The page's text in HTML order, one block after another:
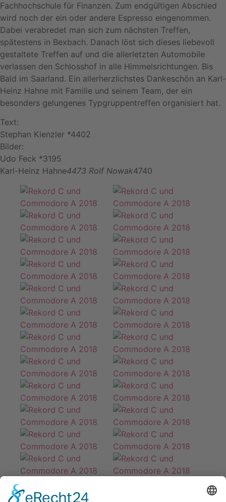
Fachhochschule für Finanzen. Zum endgültigen Abschied
wird noch der ein oder andere Espresso eingenommen.
Dabei verabredet man sich zum nächsten Treffen,
spätestens in Bexbach. Danach löst sich dieses liebevoll
gestaltete Treffen auf und die allerletzten Automobile
verlassen den Schlosshof in alle Himmelsrichtungen. Bis
Bald im Saarland. Ein allerherzlichstes Dankeschön an Karl-
Heinz Hahne mit Familie und seinem Team, der ein
besonders gelungenes Typgruppentreffen organisiert hat.
Text:
Stephan Kienzler *4402
Bilder:
Udo Feck *3195
Karl-Heinz Hahne4473 Rolf Nowak4740
zurück